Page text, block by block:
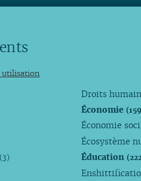
utilisation
(3)
Droits
Économie
Économie
Écosystème
Éducation